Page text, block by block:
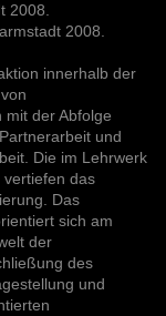
2008.
2008.
innerhalb der
mit der Abfolge
und
Die im Lehrwerk
vertiefen das
Das
sich am
der
des
und